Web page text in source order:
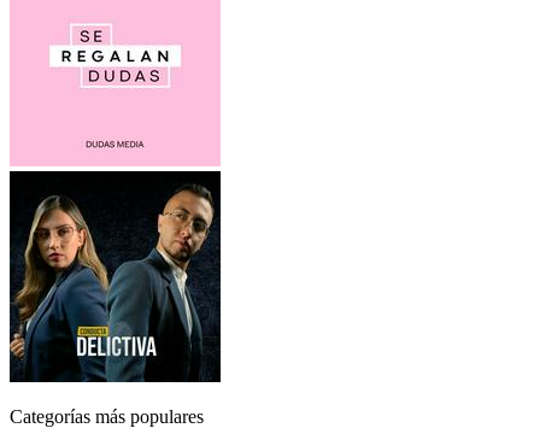
Categorías más populares